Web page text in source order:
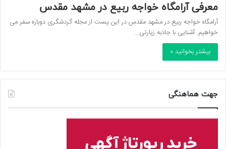
معرفی آرامگاه خواجه ربیع در مشهد مقدس
آرامگاه خواجه ربیع در مشهد مقدس در این پست از مجله گردشگری دوباره سفر می
خواهیم. آشنایی با جاذبه زیارتی…
بیشتر بخوانید »
جهت هماهنگی